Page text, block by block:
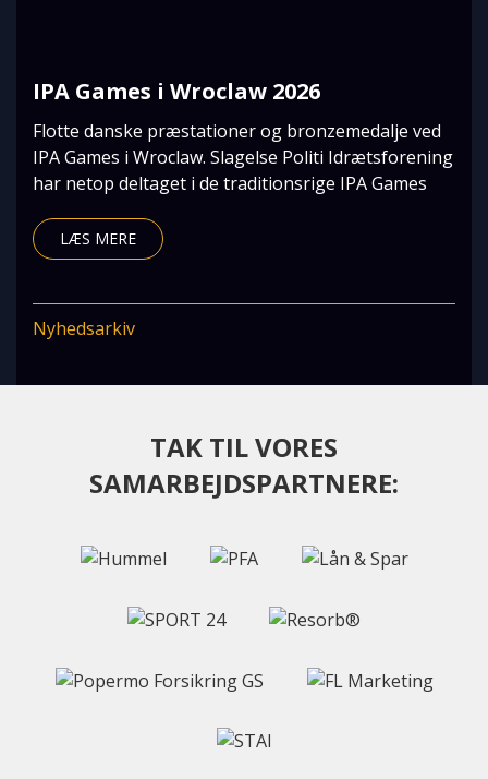
IPA Games i Wroclaw 2026
Flotte danske præstationer og bronzemedalje ved
IPA Games i Wroclaw. Slagelse Politi Idrætsforening
har netop deltaget i de traditionsrige IPA Games
LÆS MERE
Nyhedsarkiv
TAK TIL VORES
SAMARBEJDSPARTNERE: